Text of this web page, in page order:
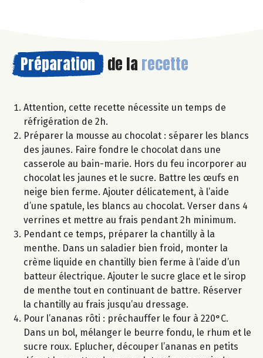
Préparation de la recette
Attention, cette recette nécessite un temps de
réfrigération de 2h.
Préparer la mousse au chocolat : séparer les blancs
des jaunes. Faire fondre le chocolat dans une
casserole au bain-marie. Hors du feu incorporer au
chocolat les jaunes et le sucre. Battre les œufs en
neige bien ferme. Ajouter délicatement, à l’aide
d’une spatule, les blancs au chocolat. Verser dans 4
verrines et mettre au frais pendant 2h minimum.
Pendant ce temps, préparer la chantilly à la
menthe. Dans un saladier bien froid, monter la
crème liquide en chantilly bien ferme à l’aide d’un
batteur électrique. Ajouter le sucre glace et le sirop
de menthe tout en continuant de battre. Réserver
la chantilly au frais jusqu’au dressage.
Pour l’ananas rôti : préchauffer le four à 220°C.
Dans un bol, mélanger le beurre fondu, le rhum et le
sucre roux. Eplucher, découper l’ananas en petits